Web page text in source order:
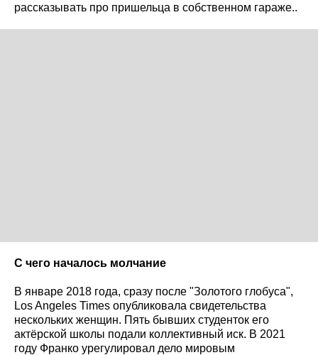
рассказывать про пришельца в собственном гараже..
С чего началось молчание
В январе 2018 года, сразу после "Золотого глобуса",
Los Angeles Times опубликовала свидетельства
нескольких женщин. Пять бывших студенток его
актёрской школы подали коллективный иск. В 2021
году Франко урегулировал дело мировым